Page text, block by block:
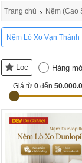
Trang chủ › Nệm (Cao
Nệm Lò Xo Vạn Thành
Lọc Hàng
Giá từ0 đến